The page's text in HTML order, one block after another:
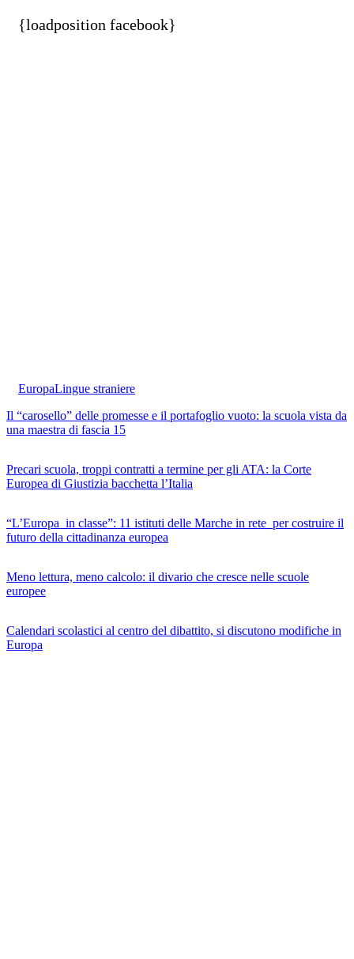
{loadposition facebook}
EuropaLingue straniere
Il “carosello” delle promesse e il portafoglio vuoto: la scuola vista da
una maestra di fascia 15
Precari scuola, troppi contratti a termine per gli ATA: la Corte
Europea di Giustizia bacchetta l’Italia
“L’Europa in classe”: 11 istituti delle Marche in rete per costruire il
futuro della cittadinanza europea
Meno lettura, meno calcolo: il divario che cresce nelle scuole
europee
Calendari scolastici al centro del dibattito, si discutono modifiche in
Europa